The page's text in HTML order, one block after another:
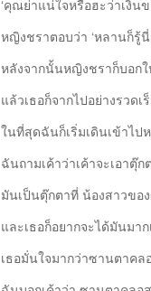
‘คุณย่าแน่ใจหรือฮะว่าเงิน
หญิงชราตอบว่า ‘หลานก็รู้
หลังจากนั้นหญิงชราก็บอก
แล้วเธอก็จากไปอย่างรวด
ในที่สุดฉันก็เริ่มเดินเข้าไป
ฉันถามเค้าว่าเค้าจะเอาตุ๊
มันเป็นตุ๊กตาที่ น้องสาวขอ
และเธอก็อยากจะได้มันม
เธอมั่นใจมากว่าซานตาคล